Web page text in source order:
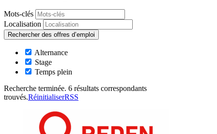
Mots-clés
Localisation
Alternance
Stage
Temps plein
Recherche terminée. 6 résultats correspondants
trouvés.RéinitialiserRSS